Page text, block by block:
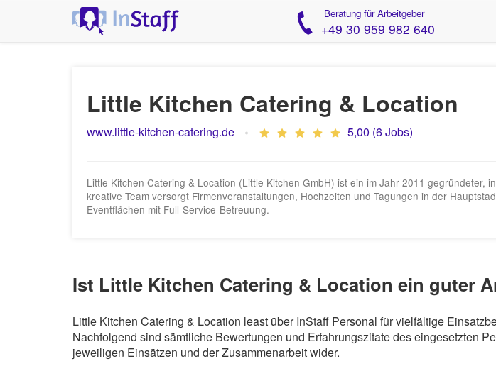
Beratung für Arbeitgeber
+49 30 959 982 640
Little Kitchen Catering & Location
www.little-kitchen-catering.de 5,00 (6 Jobs)
Little Kitchen Catering & Location (Little Kitchen GmbH) ist ein im Jahr 2011
kreative Team versorgt Firmenveranstaltungen, Hochzeiten und Tagungen in der
Eventflächen mit Full-Service-Betreuung.
Ist Little Kitchen Catering & Location ein guter
Little Kitchen Catering & Location least über InStaff Personal für vielfältige
Nachfolgend sind sämtliche Bewertungen und Erfahrungszitate des eingesetzten
jeweiligen Einsätzen und der Zusammenarbeit wider.